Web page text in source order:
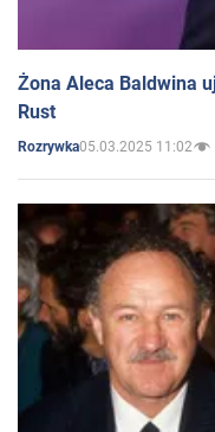
Żona Aleca Baldwina
Rust
Rozrywka05.03.2025 11:02